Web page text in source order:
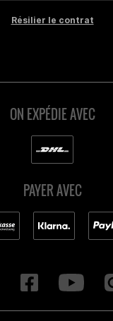
Résilier le contrat
ON EXPÉDIE AVEC
PAYER AVEC